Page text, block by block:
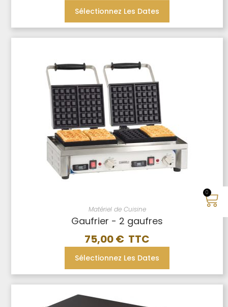
0
Sélectionnez Les Dates
Matériel de Cuisine
Gaufrier - 2 gaufres
75,00€
Sélectionnez Les Dates